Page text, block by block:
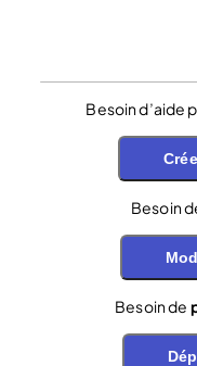
Besoin d’aide
Besoin
Besoin de